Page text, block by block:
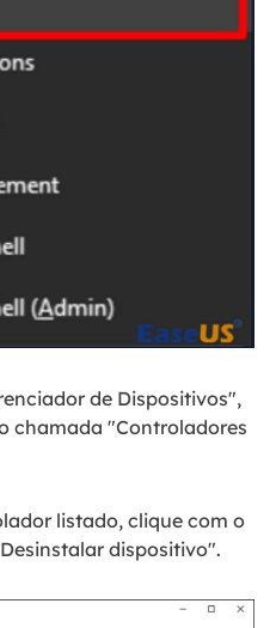
de Dispositivos",
chamada "Controladores
listado, clique com o
dispositivo".